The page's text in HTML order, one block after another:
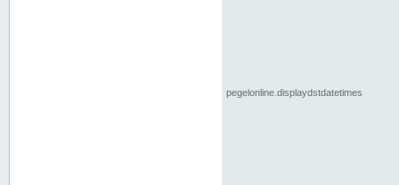
pegelonline.displaydstdatetimes